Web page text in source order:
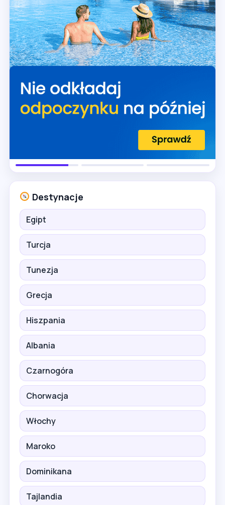
Destynacje
Egipt
Turcja
Tunezja
Grecja
Hiszpania
Albania
Czarnogóra
Chorwacja
Włochy
Maroko
Dominikana
Tajlandia